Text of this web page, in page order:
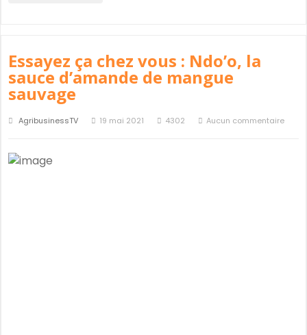
Essayez ça chez vous : Ndo’o, la
sauce d’amande de mangue
sauvage
AgribusinessTV 19 mai 2021 4302 Aucun commentaire